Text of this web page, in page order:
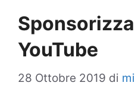
YouTube
28 Ottobre 2019 di